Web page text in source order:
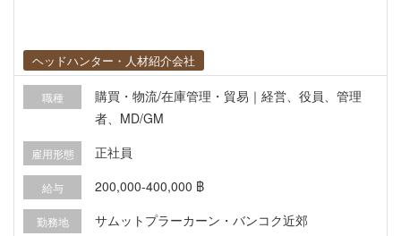
ヘッドハンター・人材紹介会社
職種
購買・物流/在庫管理・貿易｜経営、役員、管理
者、MD/GM
雇用形態 正社員
給与 200,000-400,000 ฿
勤務地 サムットプラーカーン・バンコク近郊